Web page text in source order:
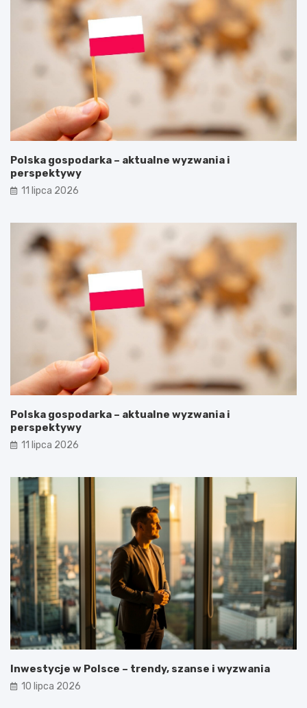
Polska gospodarka – aktualne wyzwania i
perspektywy
11 lipca 2026
Polska gospodarka – aktualne wyzwania i
perspektywy
11 lipca 2026
Inwestycje w Polsce – trendy, szanse i wyzwania
10 lipca 2026